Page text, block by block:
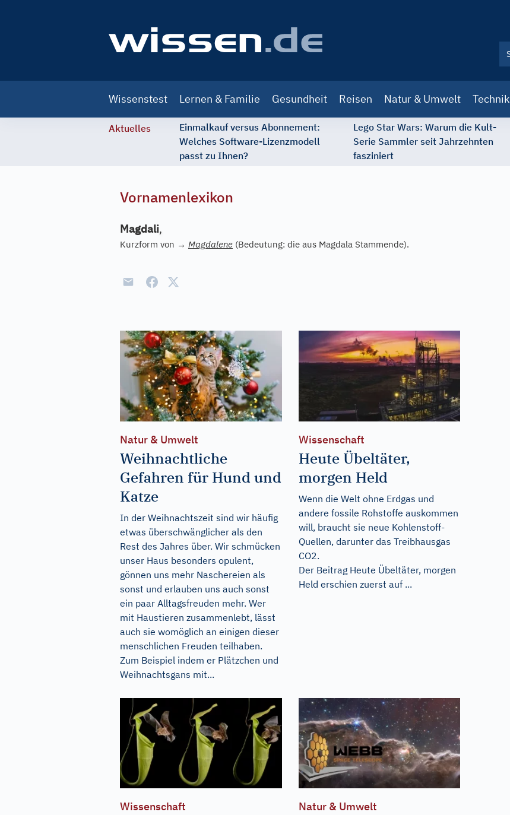
navigation
Wissenstest Lernen & Familie Gesundheit Reisen Natur & Umwelt Technik
Aktuelles
Einmalkauf versus Abonnement:
Welches Software-Lizenzmodell
passt zu Ihnen?
Lego Star Wars: Warum die Kult-
Serie Sammler seit Jahrzehnten
fasziniert
Vornamenlexikon
Magdali,
Kurzform von → Magdalene (Bedeutung: die aus Magdala Stammende).
Natur & Umwelt
Weihnachtliche
Gefahren für Hund und
Katze
In der Weihnachtszeit sind wir häufig
etwas überschwänglicher als den
Rest des Jahres über. Wir schmücken
unser Haus besonders opulent,
gönnen uns mehr Naschereien als
sonst und erlauben uns auch sonst
ein paar Alltagsfreuden mehr. Wer
mit Haustieren zusammenlebt, lässt
auch sie womöglich an einigen dieser
menschlichen Freuden teilhaben.
Zum Beispiel indem er Plätzchen und
Weihnachtsgans mit...
Wissenschaft
Heute Übeltäter,
morgen Held
Wenn die Welt ohne Erdgas und
andere fossile Rohstoffe auskommen
will, braucht sie neue Kohlenstoff-
Quellen, darunter das Treibhausgas
CO2.
Der Beitrag Heute Übeltäter, morgen
Held erschien zuerst auf ...
Wissenschaft Natur & Umwelt